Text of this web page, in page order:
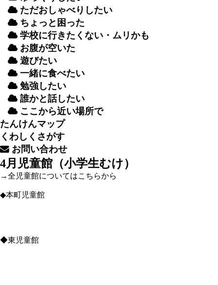
ただおしゃべりしたい
ちょっと 困 った
学校に行きたくない・ムリかも
お腹が空いた
遊びたい
一緒に食べたい
勉強したい
誰かと話したい
ここから近い場所で
たんけんマップ
くわしくさがす
お問い合わせ
4月児童館（小学生むけ）
→全児童館についてはこちらから
◆本町児童館
◆東児童館